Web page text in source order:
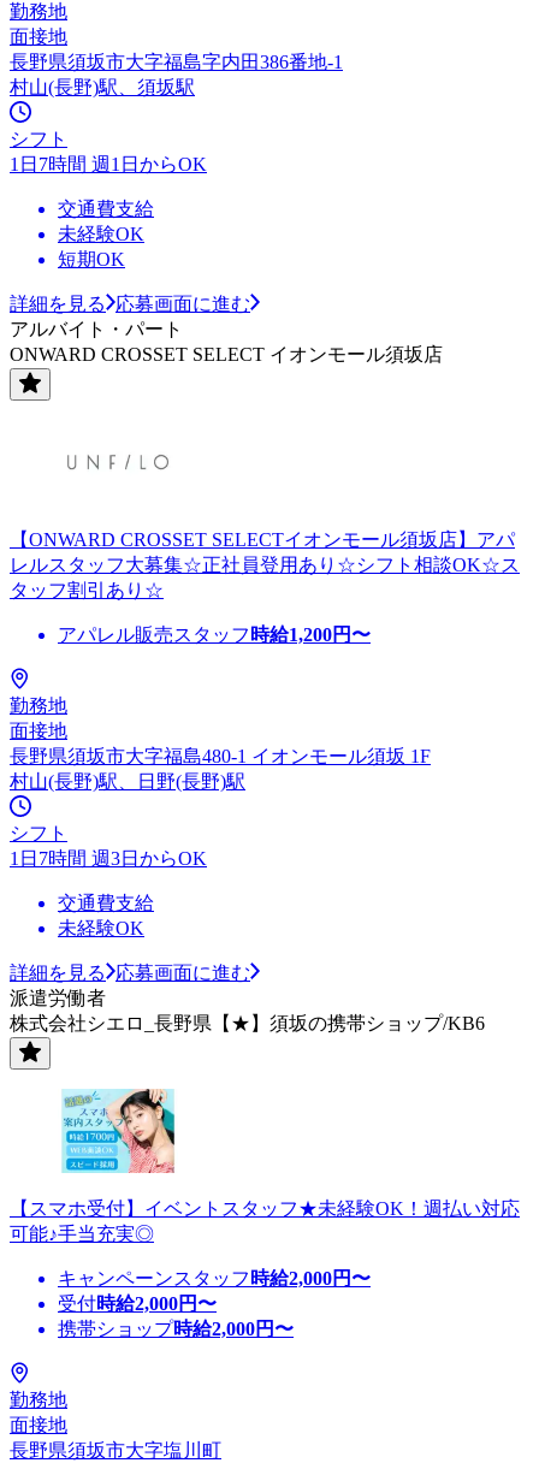
勤務地
面接地
長野県須坂市大字福島字内田386番地-1
村山(長野)駅、須坂駅
シフト
1日7時間 週1日からOK
交通費支給
未経験OK
短期OK
詳細を見る
応募画面に進む
アルバイト・パート
ONWARD CROSSET SELECT イオンモール須坂店
【ONWARD CROSSET SELECTイオンモール須坂店】アパ
レルスタッフ大募集☆正社員登用あり☆シフト相談OK☆ス
タッフ割引あり☆
アパレル販売スタッフ 時給1,200円〜
勤務地
面接地
長野県須坂市大字福島480-1 イオンモール須坂 1F
村山(長野)駅、日野(長野)駅
シフト
1日7時間 週3日からOK
交通費支給
未経験OK
詳細を見る
応募画面に進む
派遣労働者
株式会社シエロ_長野県【★】須坂の携帯ショップ/KB6
【スマホ受付】イベントスタッフ★未経験OK！週払い対応
可能♪手当充実◎
キャンペーンスタッフ 時給2,000円〜
受付時給2,000円〜
携帯ショップ時給2,000円〜
勤務地
面接地
長野県須坂市大字塩川町